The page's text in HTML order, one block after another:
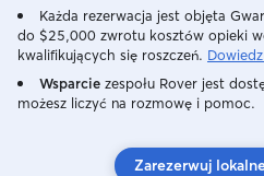
Każda rezerwacja jest objęta
do $25,000 zwrotu kosztów opieki
kwalifikujących się roszczeń.
Wsparcie zespołu Rover jest
możesz liczyć na rozmowę i pomoc.
Zarezerwuj